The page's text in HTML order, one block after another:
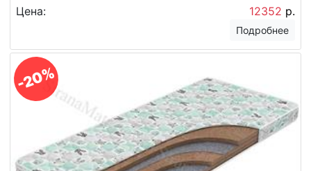
Цена: 12352 р.
Подробнее
-20%